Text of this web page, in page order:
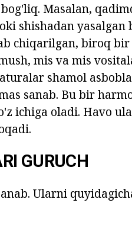
Masalan,
shishadan
chiqarilgan, biroq
mis va mis
shamol
sanab. Bu bir
ichiga oladi. Havo
GURUCH
Ularni